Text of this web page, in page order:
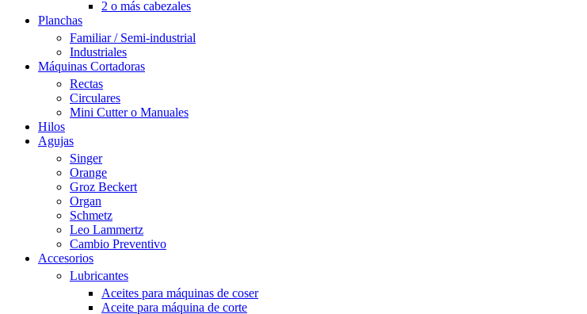
2 o más cabezales
Planchas
Familiar / Semi-industrial
Industriales
Máquinas Cortadoras
Rectas
Circulares
Mini Cutter o Manuales
Hilos
Agujas
Singer
Orange
Groz Beckert
Organ
Schmetz
Leo Lammertz
Cambio Preventivo
Accesorios
Lubricantes
Aceites para máquinas de coser
Aceite para máquina de corte